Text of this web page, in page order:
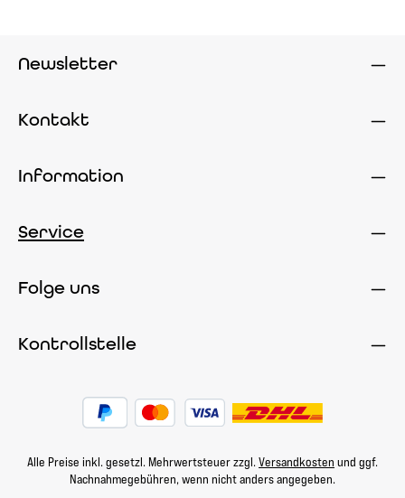
Newsletter
Kontakt
Information
Service
Folge uns
Kontrollstelle
Alle Preise inkl. gesetzl. Mehrwertsteuer zzgl. Versandkosten und ggf.
Nachnahmegebühren, wenn nicht anders angegeben.